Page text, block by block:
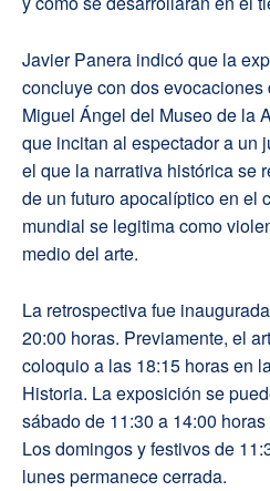
Javier Panera indicó que la
concluye con dos
Miguel Ángel del Museo de la
que incitan al espectador a un
el que la narrativa histórica se
de un futuro apocalíptico en el
mundial se legitima como
medio del arte.
La retrospectiva fue
20:00 horas. Previamente, el
coloquio a las 18:15 horas en
Historia. La exposición se
sábado de 11:30 a 14:00
Los domingos y festivos de
lunes permanece cerrada.